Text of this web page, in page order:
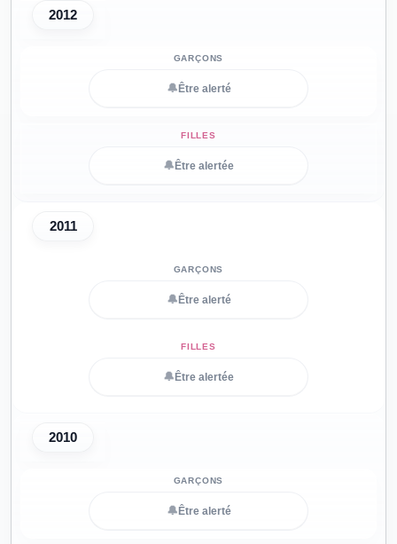
2012
🔔 Être alerté
🔔 Être alertée
2011
🔔 Être alerté
🔔 Être alertée
2010
🔔 Être alerté